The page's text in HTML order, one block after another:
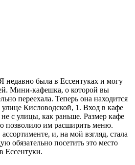
недавно была в Ессентуках и могу
Мини-кафешка, о которой вы
переехала. Теперь она находится
Кисловодской, 1. Вход в кафе
не с улицы, как раньше. Размер кафе
позволило им расширить меню.
и, на мой взгляд, стала
обязательно посетить это место
Ессентуки.